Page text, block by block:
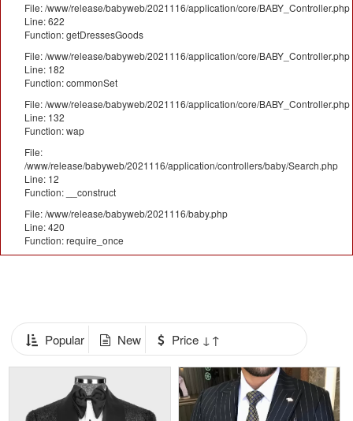
File: /www/release/babyweb/2021116/application/core/BABY_Controller.php
Line: 622
Function: getDressesGoods
File: /www/release/babyweb/2021116/application/core/BABY_Controller.php
Line: 182
Function: commonSet
File: /www/release/babyweb/2021116/application/core/BABY_Controller.php
Line: 132
Function: wap
File:
/www/release/babyweb/2021116/application/controllers/baby/Search.php
Line: 12
Function: __construct
File: /www/release/babyweb/2021116/baby.php
Line: 420
Function: require_once
Popular New Price ↓↑